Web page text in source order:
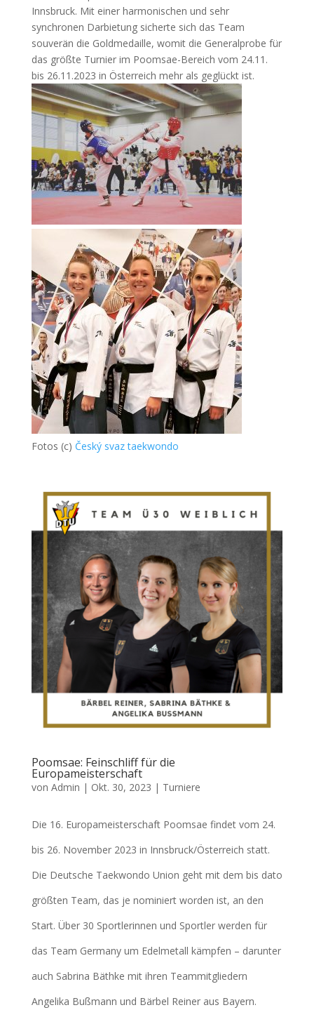
Innsbruck. Mit einer harmonischen und sehr
synchronen Darbietung sicherte sich das Team
souverän die Goldmedaille, womit die Generalprobe für
das größte Turnier im Poomsae-Bereich vom 24.11.
bis 26.11.2023 in Österreich mehr als geglückt ist.
Fotos (c) Český svaz taekwondo
Poomsae: Feinschliff für die
Europameisterschaft
von Admin | Okt. 30, 2023 | Turniere
Die 16. Europameisterschaft Poomsae findet vom 24.
bis 26. November 2023 in Innsbruck/Österreich statt.
Die Deutsche Taekwondo Union geht mit dem bis dato
größten Team, das je nominiert worden ist, an den
Start. Über 30 Sportlerinnen und Sportler werden für
das Team Germany um Edelmetall kämpfen – darunter
auch Sabrina Bäthke mit ihren Teammitgliedern
Angelika Bußmann und Bärbel Reiner aus Bayern.